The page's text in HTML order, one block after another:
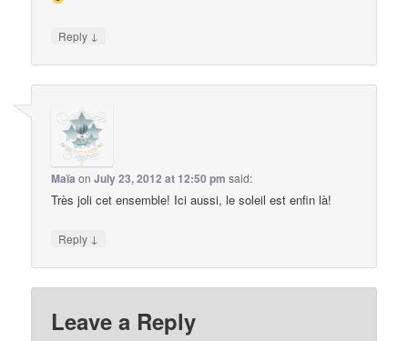
Reply ↓
Maïa onJuly 23, 2012 at 12:50 pm said:
Très joli cet ensemble! Ici aussi, le soleil est enfin là!
Reply ↓
Leave a Reply